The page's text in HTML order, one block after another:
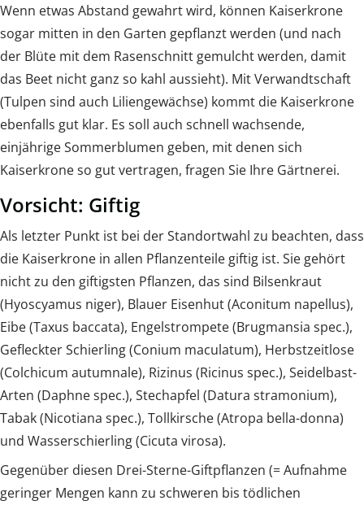
Wenn etwas Abstand gewahrt wird, können Kaiserkrone
sogar mitten in den Garten gepflanzt werden (und nach
der Blüte mit dem Rasenschnitt gemulcht werden, damit
das Beet nicht ganz so kahl aussieht). Mit Verwandtschaft
(Tulpen sind auch Liliengewächse) kommt die Kaiserkrone
ebenfalls gut klar. Es soll auch schnell wachsende,
einjährige Sommerblumen geben, mit denen sich
Kaiserkrone so gut vertragen, fragen Sie Ihre Gärtnerei.
Vorsicht: Giftig
Als letzter Punkt ist bei der Standortwahl zu beachten, dass
die Kaiserkrone in allen Pflanzenteile giftig ist. Sie gehört
nicht zu den giftigsten Pflanzen, das sind Bilsenkraut
(Hyoscyamus niger), Blauer Eisenhut (Aconitum napellus),
Eibe (Taxus baccata), Engelstrompete (Brugmansia spec.),
Gefleckter Schierling (Conium maculatum), Herbstzeitlose
(Colchicum autumnale), Rizinus (Ricinus spec.), Seidelbast-
Arten (Daphne spec.), Stechapfel (Datura stramonium),
Tabak (Nicotiana spec.), Tollkirsche (Atropa bella-donna)
und Wasserschierling (Cicuta virosa).
Gegenüber diesen Drei-Sterne-Giftpflanzen (= Aufnahme
geringer Mengen kann zu schweren bis tödlichen